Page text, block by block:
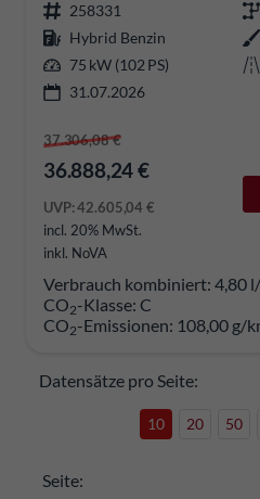
258331
Hybrid Benzin
75 kW (102 PS)
31.07.2026
37.306,08 €
36.888,24 €
UVP:42.605,04 €
incl. 20% MwSt.
inkl. NoVA
Verbrauch kombiniert: 4,80
CO2-Klasse: C
CO2-Emissionen: 108,00 g/
Datensätze pro Seite:
10 20 50
Seite: